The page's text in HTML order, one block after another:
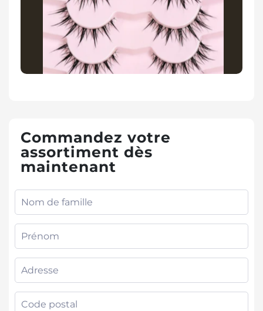
Commandez votre
assortiment dès
maintenant